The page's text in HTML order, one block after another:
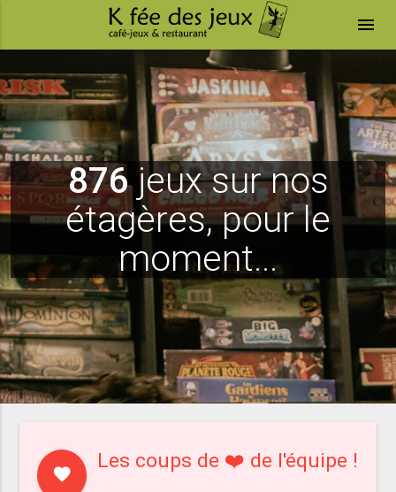
menu
876jeux sur nos
étagères, pour le
moment...
favorite
Les coups de ❤️ de l'équipe !